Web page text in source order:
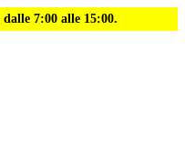
dalle 7:00 alle 15:00.